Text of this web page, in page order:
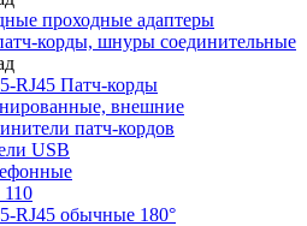
проходные адаптеры
корды, шнуры соединительные
RJ45 Патч-корды
внешние
патч-кордов
USB
110
RJ45 обычные 180°